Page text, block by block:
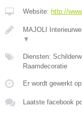
Website: http://
MAJOLI
▼
Diensten:
Raamdecoratie
Er wordt gewerkt
Laatste facebook